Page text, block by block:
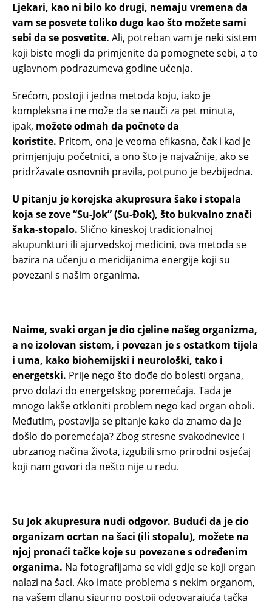
Ljekari, kao ni bilo ko drugi, nemaju vremena da
vam se posvete toliko dugo kao što možete sami
sebi da se posvetite. Ali, potreban vam je neki sistem
koji biste mogli da primjenite da pomognete sebi, a to
uglavnom podrazumeva godine učenja.
Srećom, postoji i jedna metoda koju, iako je
kompleksna i ne može da se nauči za pet minuta,
ipak, možete odmah da počnete da
koristite. Pritom, ona je veoma efikasna, čak i kad je
primjenjuju početnici, a ono što je najvažnije, ako se
pridržavate osnovnih pravila, potpuno je bezbijedna.
U pitanju je korejska akupresura šake i stopala
koja se zove “Su-Jok” (Su-Đok), što bukvalno znači
šaka-stopalo. Slično kineskoj tradicionalnoj
akupunkturi ili ajurvedskoj medicini, ova metoda se
bazira na učenju o meridijanima energije koji su
povezani s našim organima.
Naime, svaki organ je dio cjeline našeg organizma,
a ne izolovan sistem, i povezan je s ostatkom tijela
i uma, kako biohemijski i neurološki, tako i
energetski. Prije nego što dođe do bolesti organa,
prvo dolazi do energetskog poremećaja. Tada je
mnogo lakše otkloniti problem nego kad organ oboli.
Međutim, postavlja se pitanje kako da znamo da je
došlo do poremećaja? Zbog stresne svakodnevice i
ubrzanog načina života, izgubili smo prirodni osjećaj
koji nam govori da nešto nije u redu.
Su Jok akupresura nudi odgovor. Budući da je cio
organizam ocrtan na šaci (ili stopalu), možete na
njoj pronaći tačke koje su povezane s određenim
organima. Na fotografijama se vidi gdje se koji organ
nalazi na šaci. Ako imate problema s nekim organom,
na vašem dlanu sigurno postoji odgovarajuća tačka